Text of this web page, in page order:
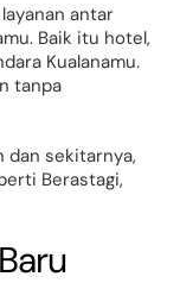
antar
Baik itu hotel,
Kualanamu.
tanpa
dan sekitarnya,
Berastagi,